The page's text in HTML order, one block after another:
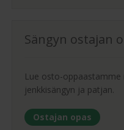
Sängyn ostajan
Lue osto-oppaastamme
jenkkisängyn ja patjan.
Ostajan opas